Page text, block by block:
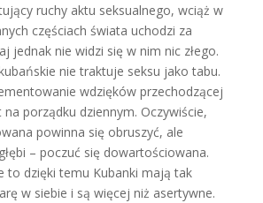
ruchy aktu seksualnego, wciąż w
częściach świata uchodzi za
jednak nie widzi się w nim nic złego.
nie traktuje seksu jako tabu.
wdzięków przechodzącej
porządku dziennym. Oczywiście,
powinna się obruszyć, ale
– poczuć się dowartościowana.
to dzięki temu Kubanki mają tak
w siebie i są więcej niż asertywne.